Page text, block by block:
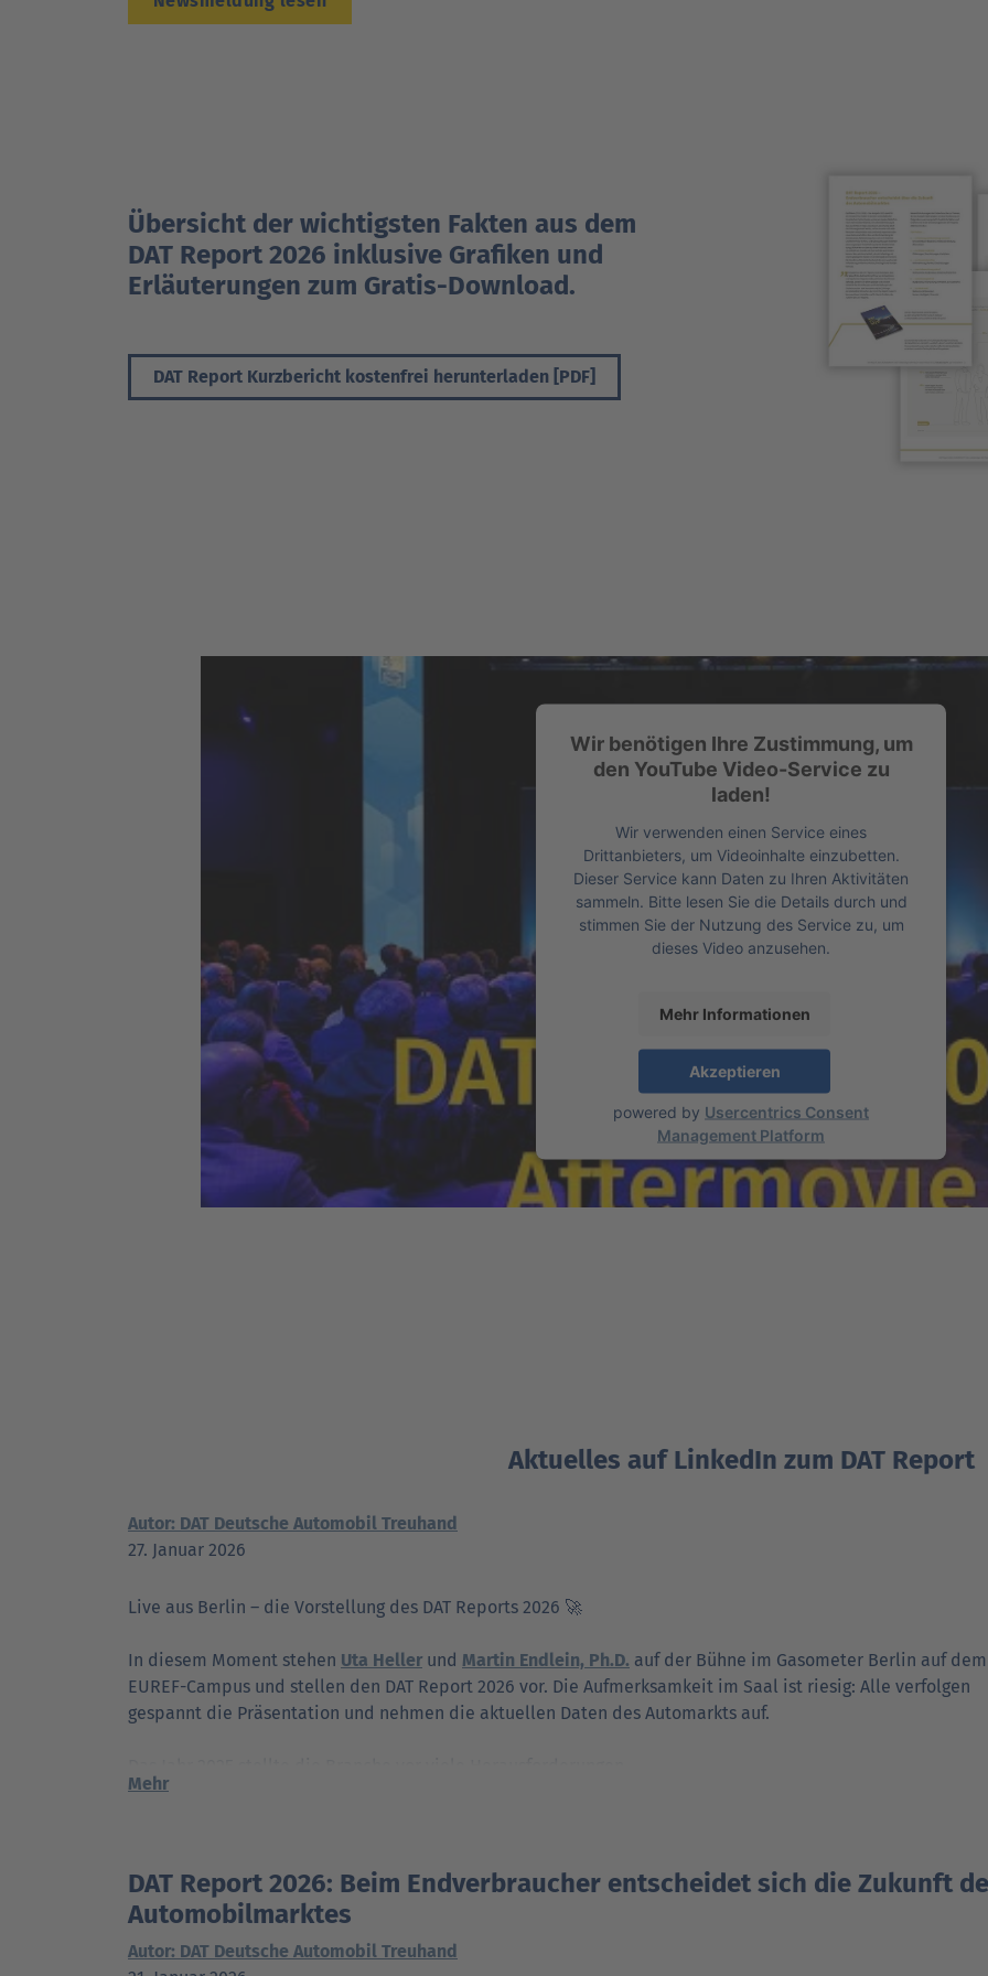
Übersicht der wichtigsten Fakten aus dem
DAT Report 2026 inklusive Grafiken und
Erläuterungen zum Gratis-Download.
DAT Report Kurzbericht kostenfrei herunterladen [PDF]
Wir benötigen Ihre Zustimmung, um
den YouTube Video-Service zu
laden!
Wir verwenden einen Service eines
Drittanbieters, um Videoinhalte einzubetten.
Dieser Service kann Daten zu Ihren Aktivitäten
sammeln. Bitte lesen Sie die Details durch und
stimmen Sie der Nutzung des Service zu, um
dieses Video anzusehen.
Mehr Informationen
Akzeptieren
powered by Usercentrics Consent
Management Platform
Aktuelles auf LinkedIn zum DAT Report
Autor: DAT Deutsche Automobil Treuhand
27. Januar 2026
Live aus Berlin – die Vorstellung des DAT Reports 2026 🚀
In diesem Moment stehen Uta Heller und Martin Endlein, Ph.D. auf der Bühne im Gasometer Berlin auf dem
EUREF-Campus und stellen den DAT Report 2026 vor. Die Aufmerksamkeit im Saal ist riesig: Alle verfolgen
gespannt die Präsentation und nehmen die aktuellen Daten des Automarkts auf.
Doch wie genau haben sich zentralen Bereiche entwickelt?
➡️ Wie stehen die Verbraucher inzwischen zur Elektromobilität?
➡️ Welche Bedeutung gewinnen Hersteller aus China?
➡️ Und: Hat sich das Service- und Werkstattverhalten der Kundinnen und Kunden verändert?
Mehr
DAT Report 2026: Beim Endverbraucher entscheidet sich die Zukunft
Automobilmarktes
Autor: DAT Deutsche Automobil Treuhand